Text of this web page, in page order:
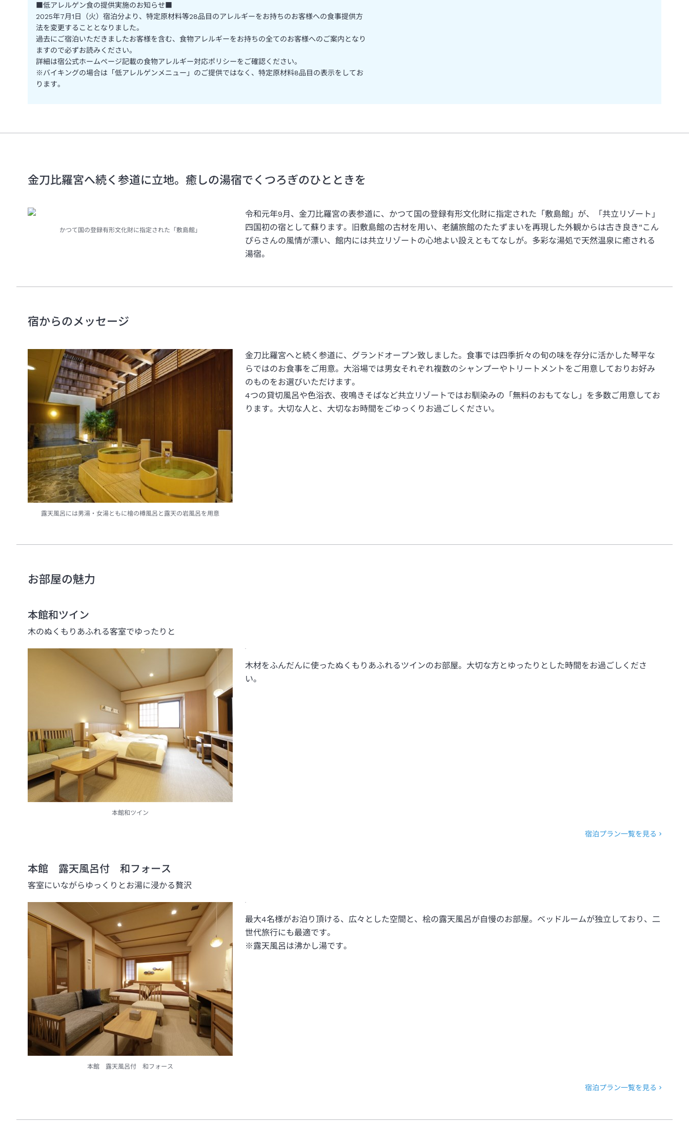
■低アレルゲン食の提供実施のお知らせ■
2025年7月1日（火）宿泊分より、特定原材料等28品目のアレルギーをお持ちのお客様への食事提供方
法を変更することとなりました。
過去にご宿泊いただきましたお客様を含む、食物アレルギーをお持ちの全てのお客様へのご案内となり
ますので必ずお読みください。
詳細は宿公式ホームページ記載の食物アレルギー対応ポリシーをご確認ください。
※バイキングの場合は「低アレルゲンメニュー」のご提供ではなく、特定原材料8品目の表示をしてお
ります。
金刀比羅宮へ続く参道に立地。癒しの湯宿でくつろぎのひとときを
かつて国の登録有形文化財に指定された「敷島館」
令和元年9月、金刀比羅宮の表参道に、かつて国の登録有形文化財に指定された「敷島館」が、「共立リゾート」
四国初の宿として蘇ります。旧敷島館の古材を用い、老舗旅館のたたずまいを再現した外観からは古き良き“こん
ぴらさんの風情が漂い、館内には共立リゾートの心地よい設えともてなしが。多彩な湯処で天然温泉に癒される
湯宿。
宿からのメッセージ
露天風呂には男湯・女湯ともに檜の樽風呂と露天の岩風呂を用意
金刀比羅宮へと続く参道に、グランドオープン致しました。食事では四季折々の旬の味を存分に活かした琴平な
らではのお食事をご用意。大浴場では男女それぞれ複数のシャンプーやトリートメントをご用意しておりお好み
のものをお選びいただけます。
4つの貸切風呂や色浴衣、夜鳴きそばなど共立リゾートではお馴染みの「無料のおもてなし」を多数ご用意してお
ります。大切な人と、大切なお時間をごゆっくりお過ごしください。
お部屋の魅力
本館和ツイン
木のぬくもりあふれる客室でゆったりと
本館和ツイン
木材をふんだんに使ったぬくもりあふれるツインのお部屋。大切な方とゆったりとした時間をお過ごしくださ
い。
宿泊プラン一覧を見る
本館 露天風呂付 和フォース
客室にいながらゆっくりとお湯に浸かる贅沢
本館 露天風呂付 和フォース
最大4名様がお泊り頂ける、広々とした空間と、桧の露天風呂が自慢のお部屋。ベッドルームが独立しており、二
世代旅行にも最適です。
※露天風呂は沸かし湯です。
宿泊プラン一覧を見る